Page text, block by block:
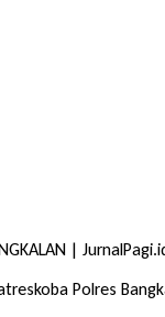
|
Polres